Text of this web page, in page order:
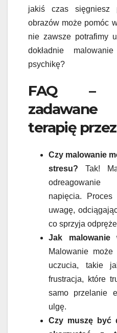
jakiś czas sięgniesz
obrazów może pomóc
nie zawsze potrafimy
dokładnie
psychikę?
FAQ –
terapię
Czy malowanie
stresu? Tak!
napięcia. Proces
uwagę,
co sprzyja
Jak malowanie
Malowanie
uczucia, takie
frustracja, które
samo przelanie
ulgę.
Czy muszę być